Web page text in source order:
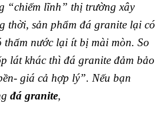
“chiếm lĩnh” thị trường xây
thời, sản phẩm đá granite lại có
thấm nước lại ít bị mài mòn. So
lát khác thì đá granite đảm bảo
giá cả hợp lý”. Nếu bạn
đá granite,